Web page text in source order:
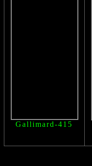
Gallimard-415